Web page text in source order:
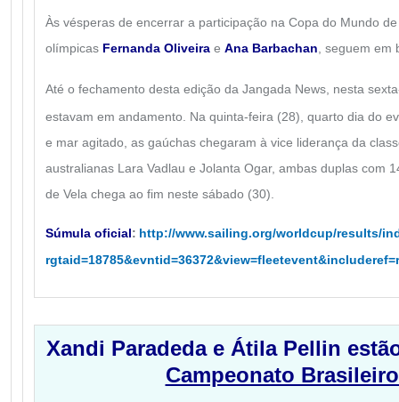
Às vésperas de encerrar a participação na Copa do Mundo
olímpicas Fernanda Oliveira e Ana Barbachan , seguem
Até o fechamento desta edição da Jangada News, nesta
estavam em andamento. Na quinta-feira (28), quarto dia do
e mar agitado, as gaúchas chegaram à vice liderança da
australianas Lara Vadlau e Jolanta Ogar, ambas duplas com
de Vela chega ao fim neste sábado (30).
Súmula oficial: http://www.sailing.org/worldcup/results/
Xandi Paradeda e Átila Pellin
Campeonato